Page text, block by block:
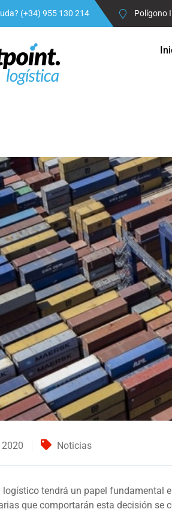
(+34) 955 130 214 Polígono
Noticias
logístico tendrá un papel fundamental
que comportarán esta decisión se